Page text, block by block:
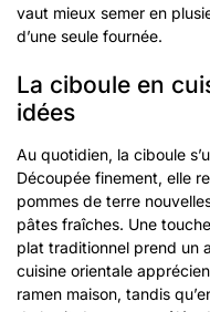
vaut mieux semer en
d’une seule fournée.
La ciboule en
idées
Au quotidien, la ciboule
Découpée finement, elle
pommes de terre
pâtes fraîches. Une
plat traditionnel prend un
cuisine orientale
ramen maison, tandis